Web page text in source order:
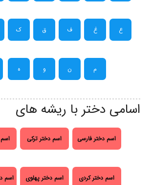
ع غ ف ق ک
م ن و ه
اسامی دختر با ریشه های
اسم دختر فارسی اسم دختر ترکی
اسم دختر کردی اسم دختر پهلوی اسم